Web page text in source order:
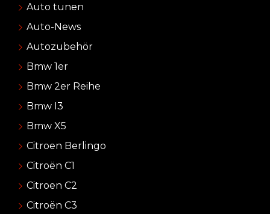
Auto tunen
Auto-News
Autozubehör
Bmw 1er
Bmw 2er Reihe
Bmw I3
Bmw X5
Citroen Berlingo
Citroën C1
Citroen C2
Citroën C3